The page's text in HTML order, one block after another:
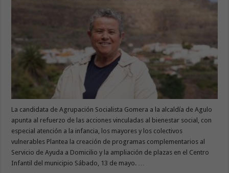
La candidata de Agrupación Socialista Gomera a la alcaldía de Agulo
apunta al refuerzo de las acciones vinculadas al bienestar social, con
especial atención a la infancia, los mayores y los colectivos
vulnerables Plantea la creación de programas complementarios al
Servicio de Ayuda a Domicilio y la ampliación de plazas en el Centro
Infantil del municipio Sábado, 13 de mayo. …